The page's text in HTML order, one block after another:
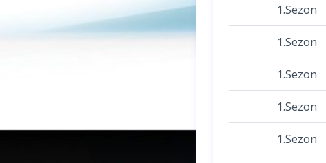
1.Sezon
1.Sezon
1.Sezon
1.Sezon
1.Sezon